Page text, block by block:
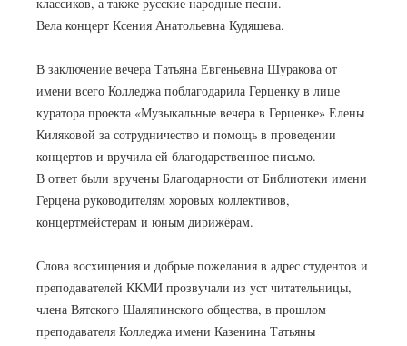
классиков, а также русские народные песни.
Вела концерт Ксения Анатольевна Кудяшева.
В заключение вечера Татьяна Евгеньевна Шуракова от
имени всего Колледжа поблагодарила Герценку в лице
куратора проекта «Музыкальные вечера в Герценке» Елены
Киляковой за сотрудничество и помощь в проведении
концертов и вручила ей благодарственное письмо.
В ответ были вручены Благодарности от Библиотеки имени
Герцена руководителям хоровых коллективов,
концертмейстерам и юным дирижёрам.
Слова восхищения и добрые пожелания в адрес студентов и
преподавателей ККМИ прозвучали из уст читательницы,
члена Вятского Шаляпинского общества, в прошлом
преподавателя Колледжа имени Казенина Татьяны